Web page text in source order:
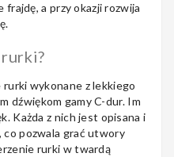
frajdę, a przy okazji rozwija
rurki?
wykonane z lekkiego
dźwiękom gamy C-dur. Im
Każda z nich jest opisana i
co pozwala grać utwory
rurki w twardą